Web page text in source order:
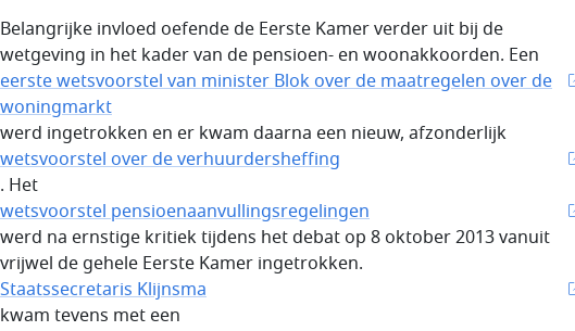
Belangrijke invloed oefende de Eerste Kamer verder uit bij de
wetgeving in het kader van de pensioen- en woonakkoorden. Een
eerste wetsvoorstel van minister Blok over de maatregelen over de
woningmarkt
werd ingetrokken en er kwam daarna een nieuw, afzonderlijk
wetsvoorstel over de verhuurdersheffing
. Het
wetsvoorstel pensioenaanvullingsregelingen
werd na ernstige kritiek tijdens het debat op 8 oktober 2013 vanuit
vrijwel de gehele Eerste Kamer ingetrokken.
Staatssecretaris Klijnsma
kwam tevens met een